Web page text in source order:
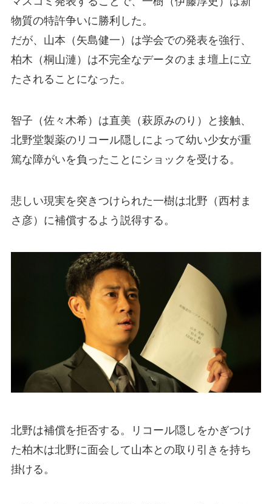
物質の特許争いに勝利した。
だが、山本（矢島健一）は学会での発表を強行、
柏木（桐山漣）は不完全なデータのまま壇上に立
たされることになった。
智子（佐々木希）は直美（萩原みのり）と接触、
北野堂製薬のリコール隠しによって幼い少女が重
篤な障がいを負ったことにショックを受ける。
悲しい現実を突きつけられた一樹は北野（西村ま
さ彦）に補償するよう説得する。
北野は補償を拒否する。リコール隠しをかぎつけ
た柏木は北野に面会して山本との取り引きを持ち
掛ける。